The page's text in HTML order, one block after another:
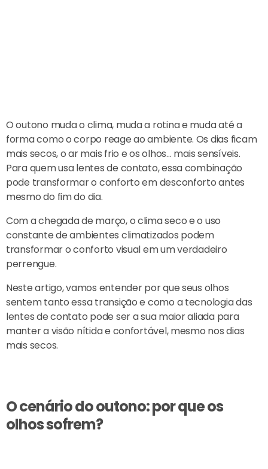
O outono muda o clima, muda a rotina e muda até a
forma como o corpo reage ao ambiente. Os dias ficam
mais secos, o ar mais frio e os olhos… mais sensíveis.
Para quem usa lentes de contato, essa combinação
pode transformar o conforto em desconforto antes
mesmo do fim do dia.
Com a chegada de março, o clima seco e o uso
constante de ambientes climatizados podem
transformar o conforto visual em um verdadeiro
perrengue.
Neste artigo, vamos entender por que seus olhos
sentem tanto essa transição e como a tecnologia das
lentes de contato pode ser a sua maior aliada para
manter a visão nítida e confortável, mesmo nos dias
mais secos.
O cenário do outono: por que os
olhos sofrem?